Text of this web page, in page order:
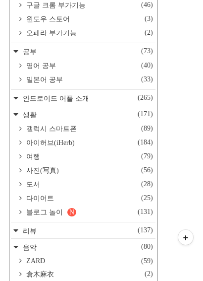
구글 크롬 부가기능
(46)
윈도우 스토어
(3)
오페라 부가기능
(2)
공부
(73)
영어 공부
(40)
일본어 공부
(33)
안드로이드 어플 소개 (265)
생활
(171)
갤럭시 스마트폰
(89)
아이허브(iHerb)
(184)
여행
(79)
사진(写真)
(56)
도서
(28)
다이어트
(25)
블로그 놀이
(131)
N
리뷰 (137)
음악
(80)
ZARD
(59)
倉木麻衣
(2)